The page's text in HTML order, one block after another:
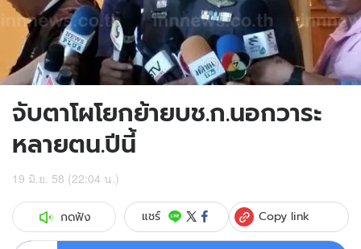
จับตาโผโยกย้ายบช.ก.นอกวาระ
หลายตน.ปีนี้
19 มิ.ย. 58 (22:04 น.)
กดฟัง แชร์ Copy link